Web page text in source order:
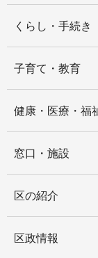
くらし・手続き
子育て・教育
健康・医療・福
窓口・施設
区の紹介
区政情報